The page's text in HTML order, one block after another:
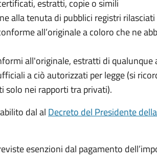
estratti, copie o simili
alla tenuta di pubblici registri rilasciati
all’originale a coloro che ne
all'originale, estratti di qualunque
a ciò autorizzati per legge (si
solo nei rapporti tra privati).
dal al Decreto del Presidente
esenzioni dal pagamento